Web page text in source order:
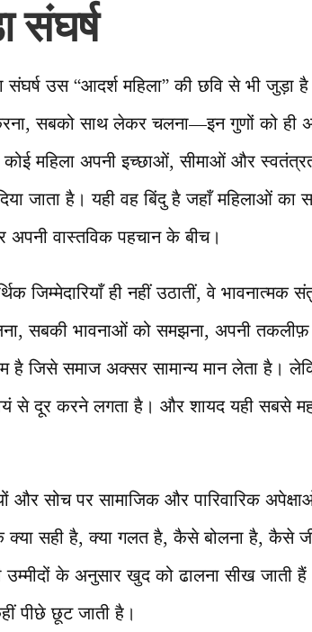
संघर्ष
उस “आदर्श महिला” की छवि से भी जुड़ा
सबको साथ लेकर चलना—इन गुणों को ही
महिला अपनी इच्छाओं, सीमाओं और
जाता है। यही वह बिंदु है जहाँ महिलाओं का
अपनी वास्तविक पहचान के बीच।
जिम्मेदारियाँ ही नहीं उठातीं, वे भावनात्मक
सबकी भावनाओं को समझना, अपनी तकलीफ़
जिसे समाज अक्सर सामान्य मान लेता है।
से दूर करने लगता है। और शायद यही सबसे
सोच पर सामाजिक और पारिवारिक
क्या सही है, क्या गलत है, कैसे बोलना है, कैसे
के अनुसार खुद को ढालना सीख जाती
पीछे छूट जाती है।